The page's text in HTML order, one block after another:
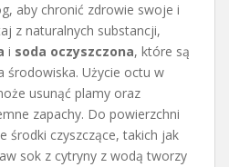
aby chronić zdrowie swoje i
z naturalnych substancji,
i soda oczyszczona, które są
środowiska. Użycie octu w
usunąć plamy oraz
zapachy. Do powierzchni
środki czyszczące, takich jak
sok z cytryny z wodą tworzy